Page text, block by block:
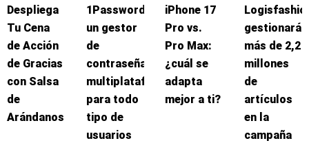
Despliega
Tu Cena
de Acción
de Gracias
con Salsa
de
Arándanos
1Password:
un gestor
de
contraseñas
multiplataforma
para todo
tipo de
usuarios
iPhone 17
Pro vs.
Pro Max:
¿cuál se
adapta
mejor a ti?
gestionará
más de 2,2
millones
de
artículos
en la
campaña